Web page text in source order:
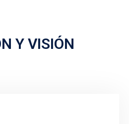
Y VISIÓN